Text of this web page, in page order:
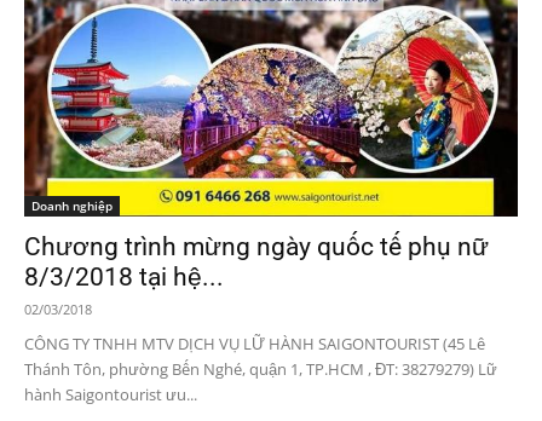
Doanh nghiệp
Chương trình mừng ngày quốc tế phụ nữ
8/3/2018 tại hệ...
02/03/2018
CÔNG TY TNHH MTV DỊCH VỤ LỮ HÀNH SAIGONTOURIST (45 Lê
Thánh Tôn, phường Bến Nghé, quận 1, TP.HCM , ĐT: 38279279) Lữ
hành Saigontourist ưu...